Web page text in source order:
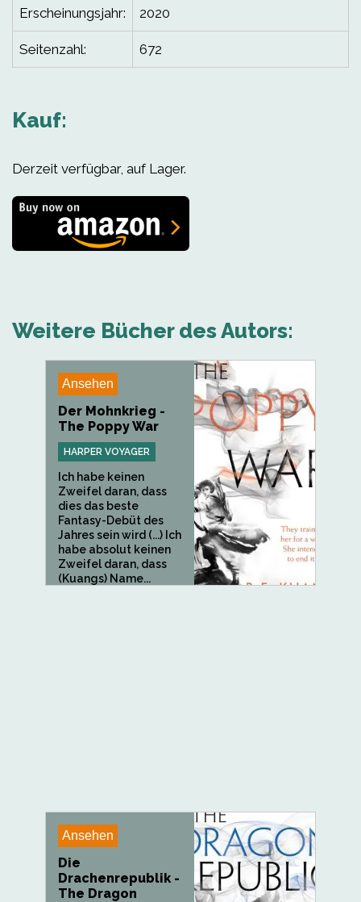
Erscheinungsjahr: 2020
Seitenzahl: 672
Kauf:
Derzeit verfügbar, auf Lager.
Weitere Bücher des Autors:
Ansehen
Der Mohnkrieg -
The Poppy War
HARPER VOYAGER
Ich habe keinen
Zweifel daran, dass
dies das beste
Fantasy-Debüt des
Jahres sein wird (...) Ich
habe absolut keinen
Zweifel daran, dass
(Kuangs) Name...
Ansehen
Die
Drachenrepublik -
The Dragon